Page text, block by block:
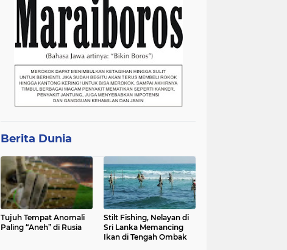
Berita Dunia
Tujuh Tempat Anomali
Paling “Aneh” di Rusia
Stilt Fishing, Nelayan di
Sri Lanka Memancing
Ikan di Tengah Ombak